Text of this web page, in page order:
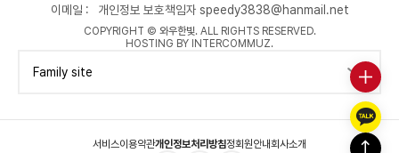
서비스이용약관개인정보처리방침정회원안내회사소개
이메일 :
개인정보 보호책임자 speedy3838@hanmail.net
COPYRIGHT © 와우한빛. ALL RIGHTS RESERVED.
HOSTING BY INTERCOMMUZ.
Family site